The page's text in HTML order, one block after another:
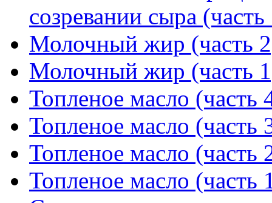
созревании сыра (часть
Молочный жир (часть
Молочный жир (часть
Топленое масло (часть
Топленое масло (часть
Топленое масло (часть
Топленое масло (часть